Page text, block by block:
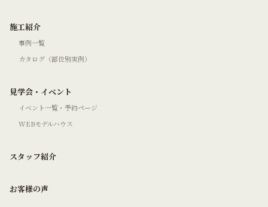
施工紹介
事例一覧
カタログ（部位別実例）
見学会・イベント
イベント一覧・予約ページ
WEBモデルハウス
スタッフ紹介
お客様の声